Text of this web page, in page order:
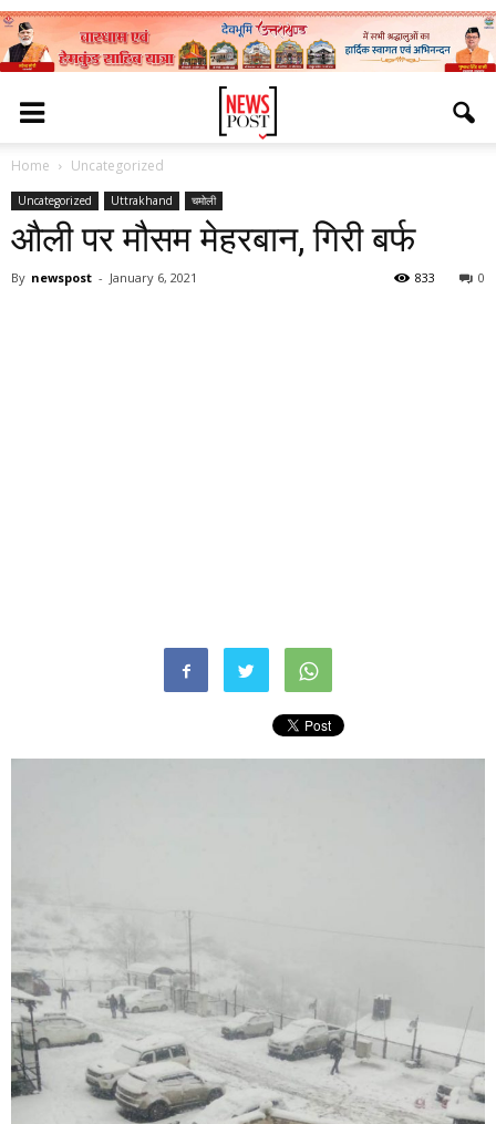
Home Uncategorized
Uncategorized Uttrakhand चमोली
औली पर मौसम मेहरबान, गिरी बर्फ
By newspost - January 6, 2021 0
833